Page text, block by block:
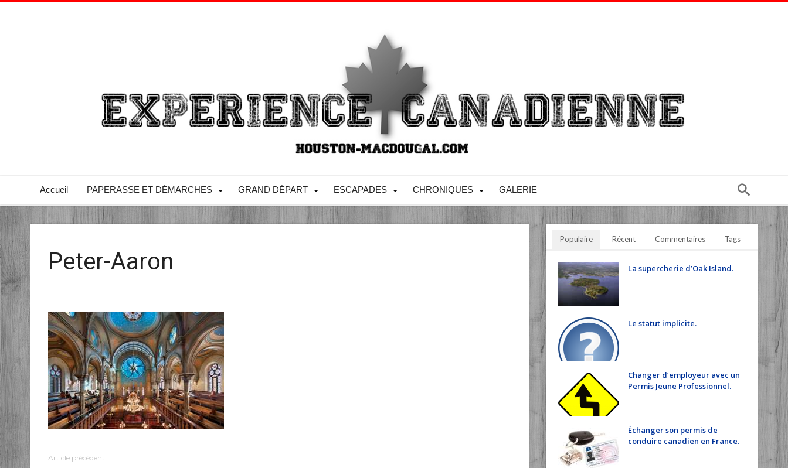
Accueil PAPERASSE ET DÉMARCHES GRAND DÉPART ESCAPADES CHRONIQUES GALERIE
Peter-Aaron
Article précédent
Populaire Récent Commentaires Tags
La supercherie d’Oak Island.
Le statut implicite.
Changer d’employeur avec un
Permis Jeune Professionnel.
Échanger son permis de
conduire canadien en France.